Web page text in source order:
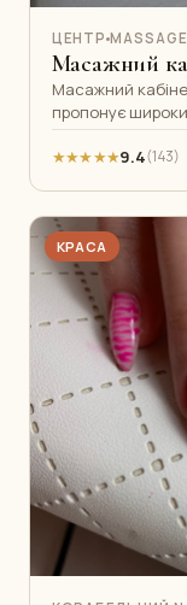
ЦЕНТР MASSAGE
Масажний
Масажний
пропонує
спортивний,
★★★★★9.4(143)
КРАСА